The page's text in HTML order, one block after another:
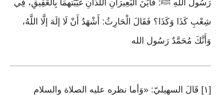
رَسُولُ اللَّهِ ﷺ: فَأَيْنَ الْبَعِيرَانِ اللَّذَانِ غَيَّبْتهمَا بِالْعَقِيقِ، فِي
شِعْبِ كَذَا وَكَذَا؟ فَقَالَ الْحَارِثُ: أَشْهَدُ أَنْ لَا إلَهَ إلَّا اللَّهُ،
وَأَنَّكَ مُحَمَّدٌ رَسُول الله
[١] قَالَ السهيليّ: «وَأما نظره عليه الصلاة والسلام